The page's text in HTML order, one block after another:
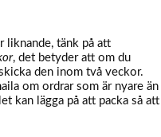
liknande, tänk på att
, det betyder att om du
den inom två veckor.
om ordrar som är nyare än
kan lägga på att packa så att